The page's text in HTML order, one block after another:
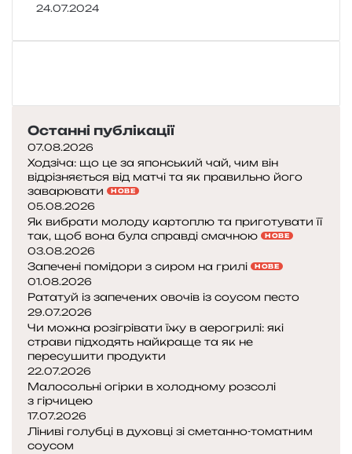
24.07.2024
Останні публікації
07.08.2026
Ходзіча: що це за японський чай, чим він
відрізняється від матчі та як правильно його
заварювати
НОВЕ
05.08.2026
Як вибрати молоду картоплю та приготувати її
так, щоб вона була справді смачною
НОВЕ
03.08.2026
Запечені помідори з сиром на грилі НОВЕ
01.08.2026
Рататуй із запечених овочів із соусом песто
29.07.2026
Чи можна розігрівати їжу в аерогрилі: які
страви підходять найкраще та як не
пересушити продукти
22.07.2026
Малосольні огірки в холодному розсолі
з гірчицею
17.07.2026
Ліниві голубці в духовці зі сметанно-томатним
соусом